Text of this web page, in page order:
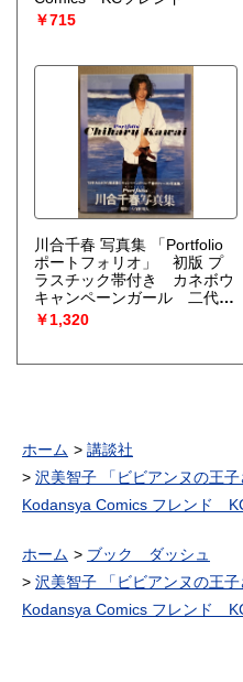
￥715
川合千春 写真集 「Portfolio
ポートフォリオ」 初版 プ
ラスチック帯付き カネボウ
キャンペーンガール 二代目
鉄骨娘
￥1,320
ホーム
講談社
沢美智子 「ビビアンヌの王
Kodansya Comics フレンド
ホーム
ブック ダッシュ
沢美智子 「ビビアンヌの王
Kodansya Comics フレンド